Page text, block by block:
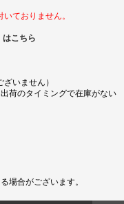
ておりません。
こちら
いません）
荷のタイミングで在庫がない
場合がございます。